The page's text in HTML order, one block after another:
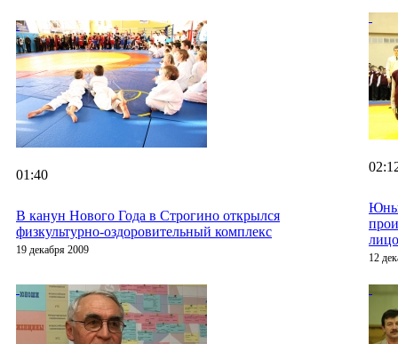
01:40
В канун Нового Года в Строгино открылся
физкультурно-оздоровительный комплекс
19 декабря 2009
12